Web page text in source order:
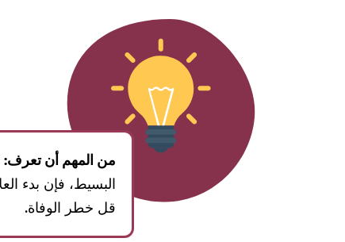
من المهم أن تعرف:
البسيط، فإن بدء
قل خطر الوفاة.